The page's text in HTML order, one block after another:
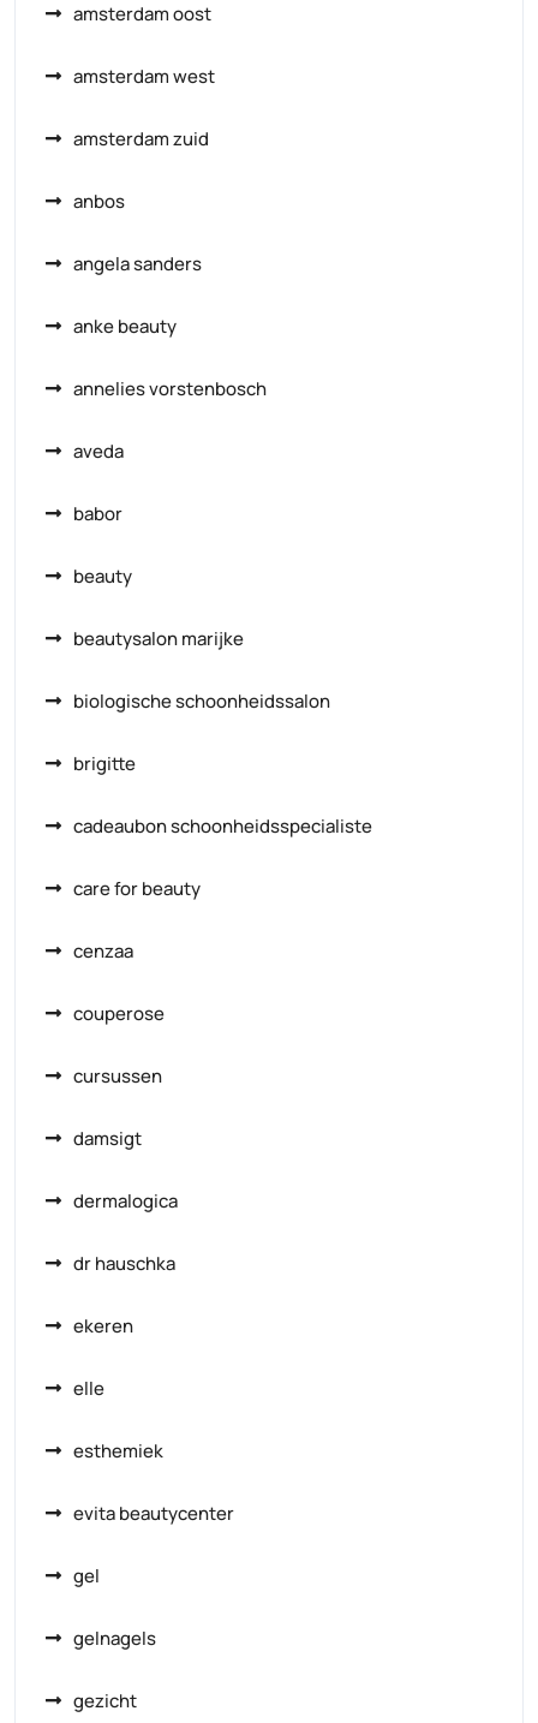
amsterdam oost
amsterdam west
amsterdam zuid
anbos
angela sanders
anke beauty
annelies vorstenbosch
aveda
babor
beauty
beautysalon marijke
biologische schoonheidssalon
brigitte
cadeaubon schoonheidsspecialiste
care for beauty
cenzaa
couperose
cursussen
damsigt
dermalogica
dr hauschka
ekeren
elle
esthemiek
evita beautycenter
gel
gelnagels
gezicht